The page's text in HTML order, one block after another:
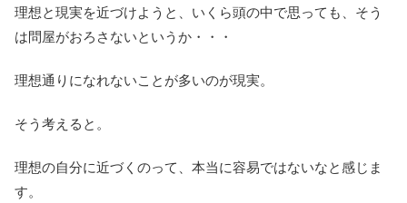
理想と現実を近づけようと、いくら頭の中で思っても、そう
は問屋がおろさないというか・・・
理想通りになれないことが多いのが現実。
そう考えると。
理想の自分に近づくのって、本当に容易ではないなと感じま
す。